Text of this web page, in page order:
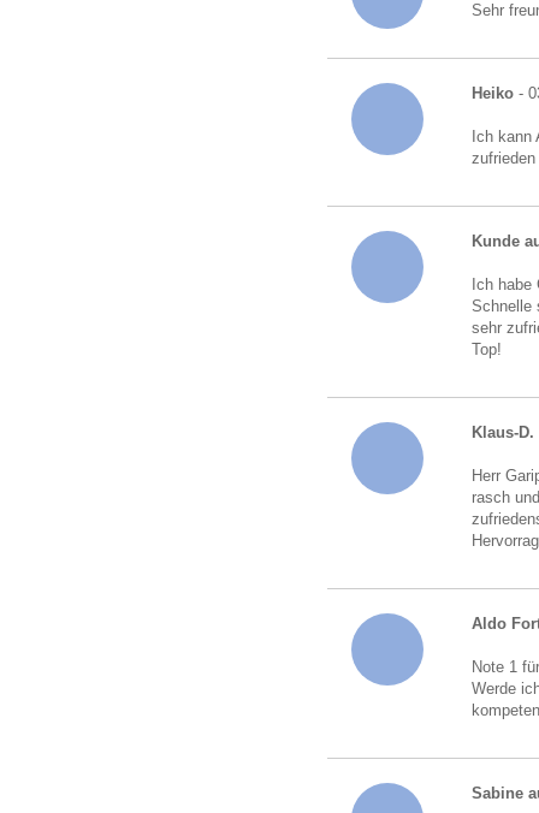
Sehr
Heiko -
Ich
Kunde
Ich
Schnelle
sehr
Top!
Klaus-D.
Herr
rasch
Aldo
Note 1
Werde
Sabine